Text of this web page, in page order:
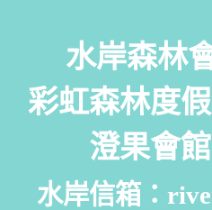
水岸森林
彩虹森林度
澄果會
水岸信箱：